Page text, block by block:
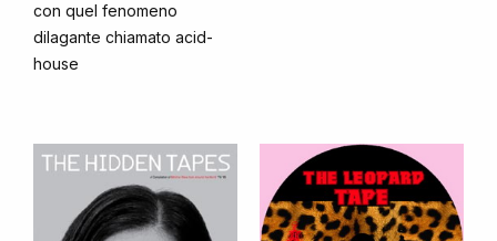
con quel fenomeno
dilagante chiamato acid-
house